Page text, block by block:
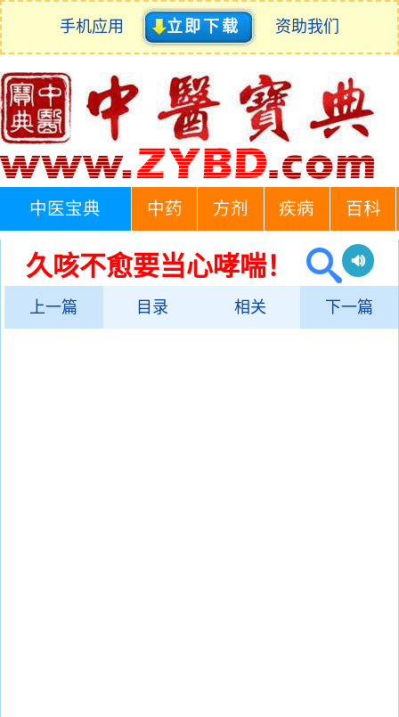
手机应用 立即下载 资助我们
中医宝典 中药 方剂 疾病 百科
久咳不愈要当心哮喘！
上一篇 目录 相关 下一篇